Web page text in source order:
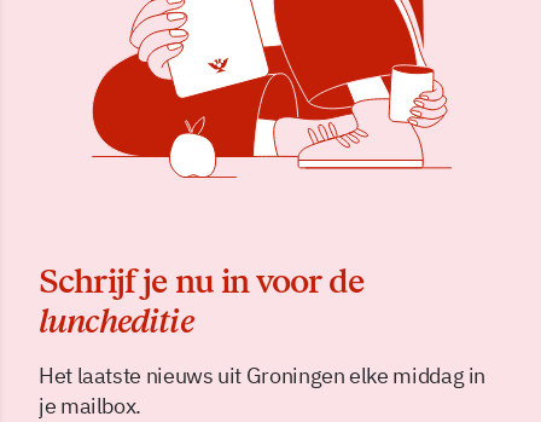
Schrijf je nu in voor de
luncheditie
Het laatste nieuws uit Groningen elke middag in
je mailbox.